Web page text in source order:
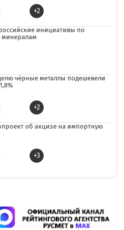
+2
инициативы по
минералам
чёрные металлы подешевели
+2
об акцизе на импортную
+3